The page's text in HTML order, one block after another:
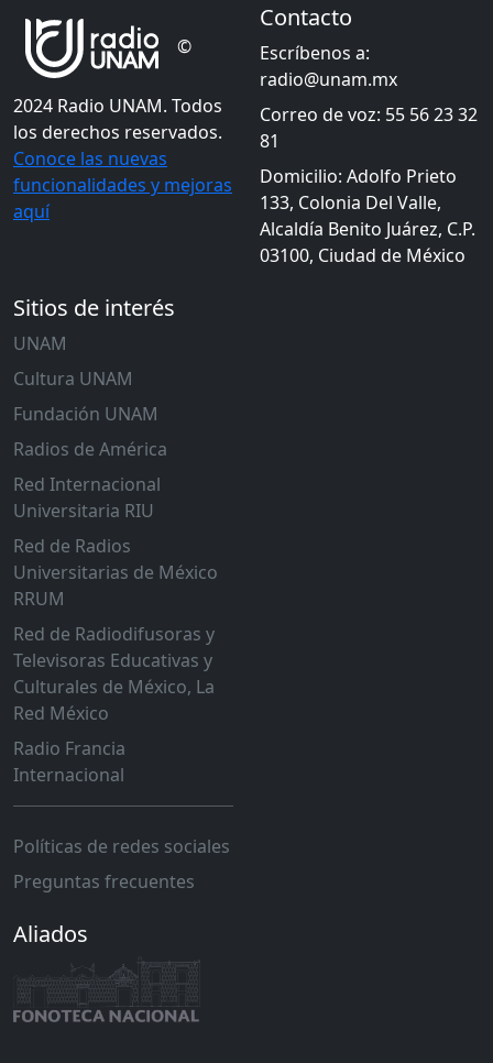
©
2024 Radio UNAM. Todos
los derechos reservados.
Conoce las nuevas
funcionalidades y mejoras
aquí
Contacto
Escríbenos a:
radio@unam.mx
Correo de voz: 55 56 23 32
81
Domicilio: Adolfo Prieto
133, Colonia Del Valle,
Alcaldía Benito Juárez, C.P.
03100, Ciudad de México
Sitios de interés
UNAM
Cultura UNAM
Fundación UNAM
Radios de América
Red Internacional
Universitaria RIU
Red de Radios
Universitarias de México
RRUM
Red de Radiodifusoras y
Televisoras Educativas y
Culturales de México, La
Red México
Radio Francia
Internacional
Políticas de redes sociales
Preguntas frecuentes
Aliados